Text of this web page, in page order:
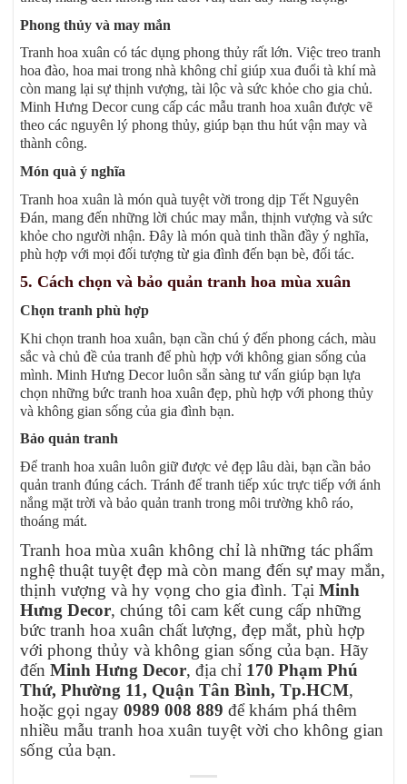
Phong thủy và may mắn
Tranh hoa xuân có tác dụng phong thủy rất lớn. Việc treo tranh
hoa đào, hoa mai trong nhà không chỉ giúp xua đuổi tà khí mà
còn mang lại sự thịnh vượng, tài lộc và sức khỏe cho gia chủ.
Minh Hưng Decor cung cấp các mẫu tranh hoa xuân được vẽ
theo các nguyên lý phong thủy, giúp bạn thu hút vận may và
thành công.
Món quà ý nghĩa
Tranh hoa xuân là món quà tuyệt vời trong dịp Tết Nguyên
Đán, mang đến những lời chúc may mắn, thịnh vượng và sức
khỏe cho người nhận. Đây là món quà tinh thần đầy ý nghĩa,
phù hợp với mọi đối tượng từ gia đình đến bạn bè, đối tác.
5. Cách chọn và bảo quản tranh hoa mùa xuân
Chọn tranh phù hợp
Khi chọn tranh hoa xuân, bạn cần chú ý đến phong cách, màu
sắc và chủ đề của tranh để phù hợp với không gian sống của
mình. Minh Hưng Decor luôn sẵn sàng tư vấn giúp bạn lựa
chọn những bức tranh hoa xuân đẹp, phù hợp với phong thủy
và không gian sống của gia đình bạn.
Bảo quản tranh
Để tranh hoa xuân luôn giữ được vẻ đẹp lâu dài, bạn cần bảo
quản tranh đúng cách. Tránh để tranh tiếp xúc trực tiếp với ánh
nắng mặt trời và bảo quản tranh trong môi trường khô ráo,
thoáng mát.
Tranh hoa mùa xuân không chỉ là những tác phẩm
nghệ thuật tuyệt đẹp mà còn mang đến sự may mắn,
thịnh vượng và hy vọng cho gia đình. Tại Minh
Hưng Decor, chúng tôi cam kết cung cấp những
bức tranh hoa xuân chất lượng, đẹp mắt, phù hợp
với phong thủy và không gian sống của bạn. Hãy
đến Minh Hưng Decor, địa chỉ 170 Phạm Phú
Thứ, Phường 11, Quận Tân Bình, Tp.HCM,
hoặc gọi ngay 0989 008 889 để khám phá thêm
nhiều mẫu tranh hoa xuân tuyệt vời cho không gian
sống của bạn.